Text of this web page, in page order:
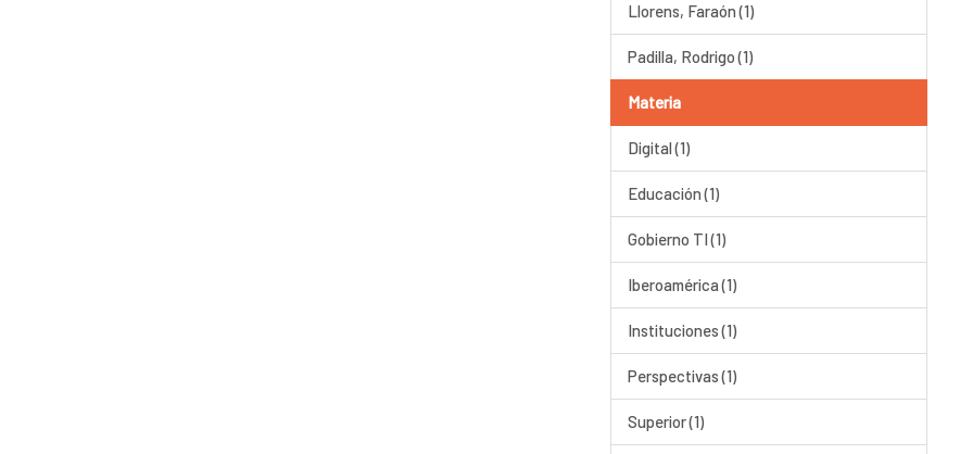
Llorens, Faraón (1)
Padilla, Rodrigo (1)
Materia
Digital (1)
Educación (1)
Gobierno TI (1)
Iberoamérica (1)
Instituciones (1)
Perspectivas (1)
Superior (1)